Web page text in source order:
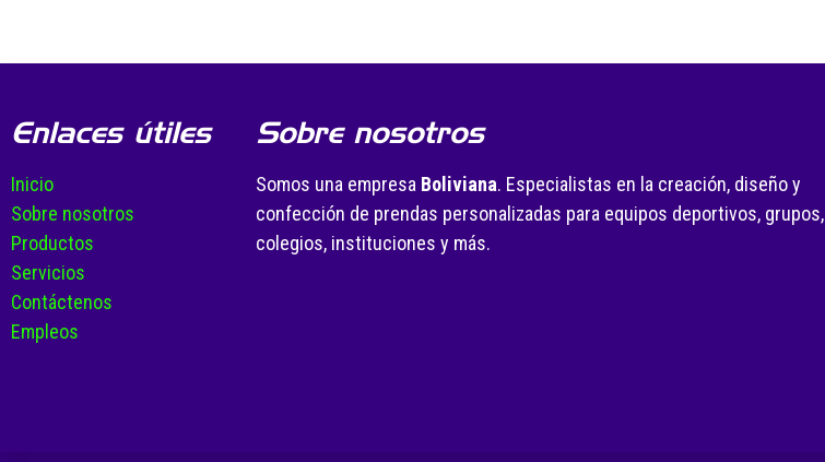
Enlaces útiles
Inicio
Sobre nosotros
Productos
Servicios
Contáctenos
Empleos
Sobre nosotros
Somos una empresa Boliviana. Especialistas en la creación, diseño y
confección de prendas personalizadas para equipos deportivos, grupos,
colegios, instituciones y más.